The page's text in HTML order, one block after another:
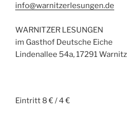
info@warnitzerlesungen.de
WARNITZER LESUNGEN
im Gasthof Deutsche Eiche
Lindenallee 54a, 17291 Warnitz
Eintritt 8 € / 4 €